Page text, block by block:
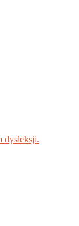
dysleksji.